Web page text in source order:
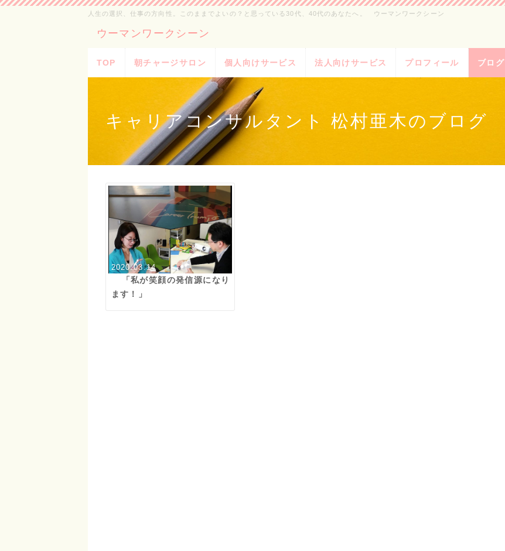
人生の選択、仕事の方向性。このままでよいの？と思っている30代、40代のあなたへ。 ウーマンワークシーン
ウーマンワークシーン
TOP 朝チャージサロン 個人向けサービス 法人向けサービス プロフィール ブログ
キャリアコンサルタント 松村亜木のブログ
2020.03.14
「私が笑顔の発信源になり
ます！」